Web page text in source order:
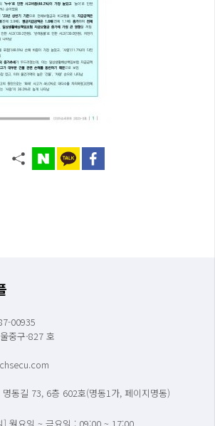
00935
중구-827 호
동길 73, 6층 602호(명동1가, 페이지명동)